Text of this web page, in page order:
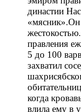
династии
«мясник».Он
правления
5 до 100
захватил
когда
влила ему в